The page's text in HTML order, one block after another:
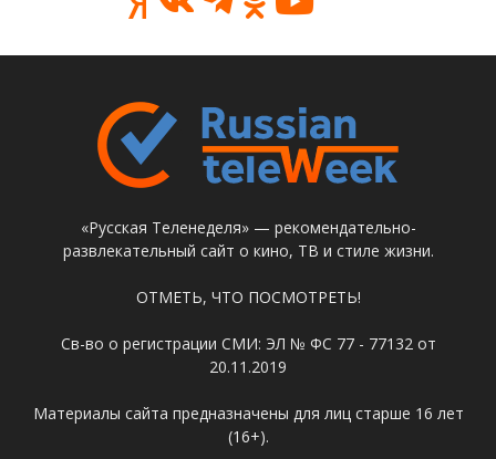
«Русская Теленеделя» — рекомендательно-
развлекательный сайт о кино, ТВ и стиле жизни.
ОТМЕТЬ, ЧТО ПОСМОТРЕТЬ!
Св-во о регистрации СМИ: ЭЛ № ФС 77 - 77132 от
20.11.2019
Материалы сайта предназначены для лиц старше 16 лет
(16+).